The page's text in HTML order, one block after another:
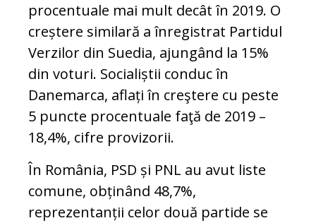
procentuale mai mult decât în 2019. O
creștere similară a înregistrat Partidul
Verzilor din Suedia, ajungând la 15%
din voturi. Socialiștii conduc în
Danemarca, aflați în creştere cu peste
5 puncte procentuale faţă de 2019 –
18,4%, cifre provizorii.
În România, PSD și PNL au avut liste
comune, obținând 48,7%,
reprezentanții celor două partide se